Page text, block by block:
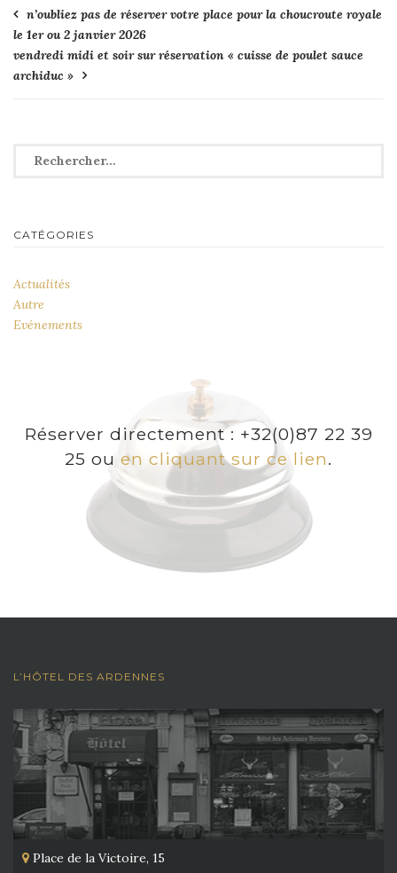
Navigation
de
l’article
n’oubliez pas de réserver votre place pour la choucroute royale
le 1er ou 2 janvier 2026
vendredi midi et soir sur réservation « cuisse de poulet sauce
archiduc »
Rechercher :
CATÉGORIES
Actualités
Autre
Evénements
Réserver directement : +32(0)87 22 39
25 ou en cliquant sur ce lien.
L’HÔTEL DES ARDENNES
Place de la Victoire, 15